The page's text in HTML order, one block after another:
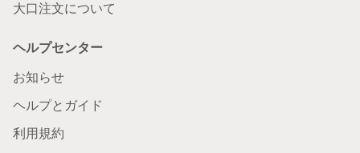
大口注文について
ヘルプセンター
お知らせ
ヘルプとガイド
利用規約